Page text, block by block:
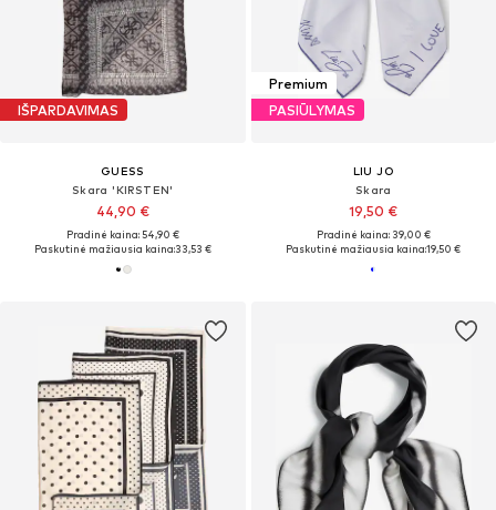
IŠPARDAVIMAS
GUESS
Skara 'KIRSTEN'
44,90 €
Pradinė kaina: 54,90 €
Paskutinė mažiausia kaina:33,53 €
Premium
PASIŪLYMAS
LIU JO
Skara
19,50 €
Pradinė kaina: 39,00 €
Paskutinė mažiausia kaina:19,50 €